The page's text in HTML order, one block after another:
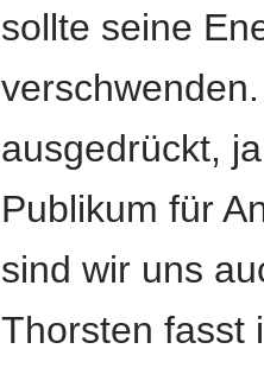
sollte seine
ausgedrückt,
Publikum für
sind wir uns
Thorsten fasst